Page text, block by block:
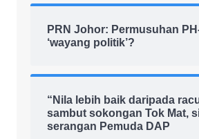
PRN Johor: Permusuhan
‘wayang politik’?
“Nila lebih baik daripada
sambut sokongan Tok Mat,
serangan Pemuda DAP